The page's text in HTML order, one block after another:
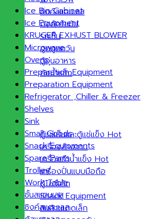
ซิงค์สแตนเลส
ถังดักไขมัน
รถเข็น
ฮูดดูดควัน
ตู้อุ่นอาหาร
ถังน้ำแข็ง
ตู้แช่เย็นและตู้แช่แข็ง
เครื่องล้างจาน
เครื่องทำน้ำแข็ง
เครื่องปั่นแบบมือถือ
ตู้โชว์เค้ก
Snack Equipment
สินค้าขนาดเล็ก
Ice Bin Cabinet
Ice Equipment
KRUGER EXHUST BLOWER
Microwave
Ovens
Preparation Equipment
Preparation Equipment
Refrigerator ,Chiller & Freezer
Shelves
Sink
Small Goods
Snack Equipments
Spare Parts
Trolley
Work Table
ชั้นสแตนเลส
ซิงค์สแตนเลส